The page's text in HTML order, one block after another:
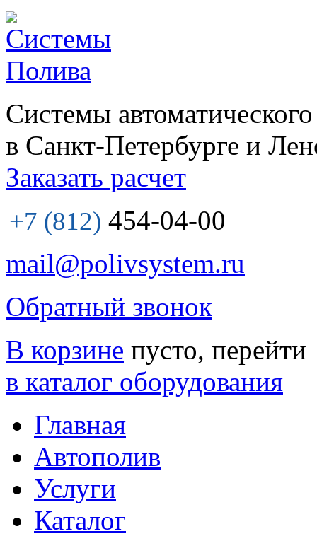
Системы
в Санкт-Петербурге и
Заказать расчет
+7 (812) 454-04-00
mail@polivsystem.ru
Обратный звонок
В корзине пусто, перейти
в каталог оборудования
Главная
Автополив
Услуги
Каталог